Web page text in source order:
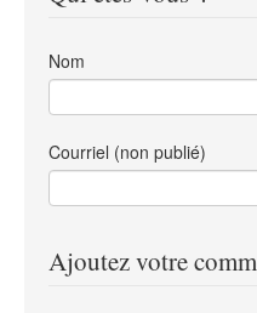
Nom
Courriel (non publié)
Ajoutez votre